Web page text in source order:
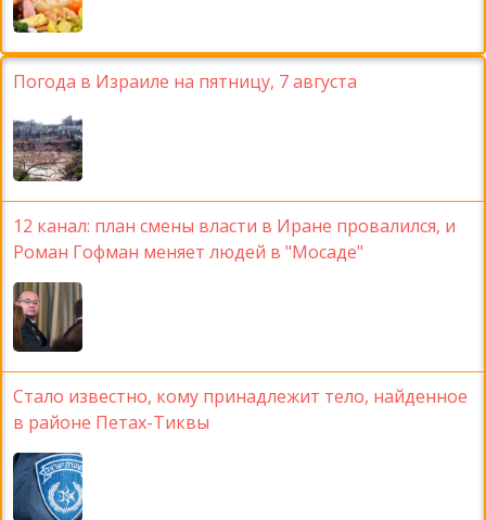
Погода в Израиле на пятницу, 7 августа
12 канал: план смены власти в Иране провалился, и
Роман Гофман меняет людей в "Мосаде"
Стало известно, кому принадлежит тело, найденное
в районе Петах-Тиквы